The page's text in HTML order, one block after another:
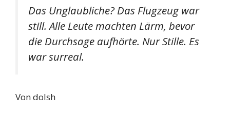
Das Unglaubliche? Das Flugzeug war
still. Alle Leute machten Lärm, bevor
die Durchsage aufhörte. Nur Stille. Es
war surreal.
Von dolsh